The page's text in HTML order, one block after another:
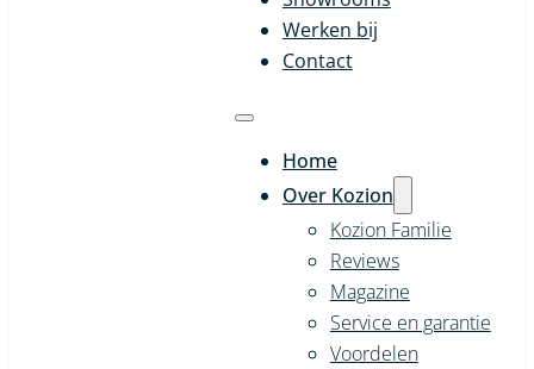
Werken bij
Contact
Home
Over Kozion
Kozion Familie
Reviews
Magazine
Service en garantie
Voordelen